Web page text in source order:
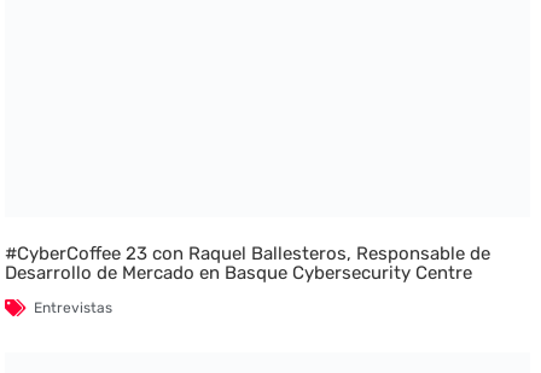
#CyberCoffee 23 con Raquel Ballesteros, Responsable de
Desarrollo de Mercado en Basque Cybersecurity Centre
Entrevistas